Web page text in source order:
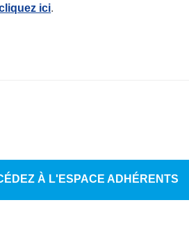
ici.
À L'ESPACE ADHÉRENTS